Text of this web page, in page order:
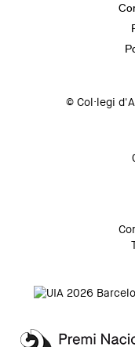
© Col·legi